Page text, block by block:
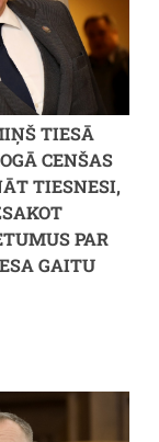
TIESĀ
CENŠAS
TIESNESI,
PAR
GAITU